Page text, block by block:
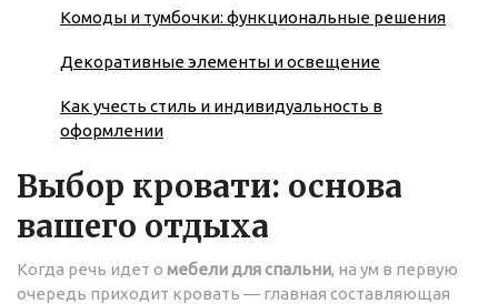
Комоды и тумбочки: функциональные решения
Декоративные элементы и освещение
Как учесть стиль и индивидуальность в
оформлении
Выбор кровати: основа
вашего отдыха
Когда речь идет о мебели для спальни, на ум в первую
очередь приходит кровать — главная составляющая